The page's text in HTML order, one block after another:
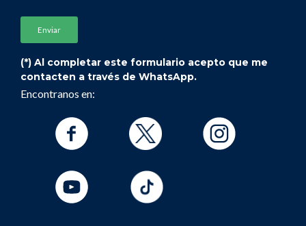
que hacen al sector hotelero y su interacción
dentro del sistema turístico.
Ejes de la Carrera
Ejes Socio-Profesionales
Los sistemas productivos en las
El conductor de la empresa hotelera y
(*) Al completar este formulario acepto que me
contacten a través de WhatsApp.
Encontranos en: